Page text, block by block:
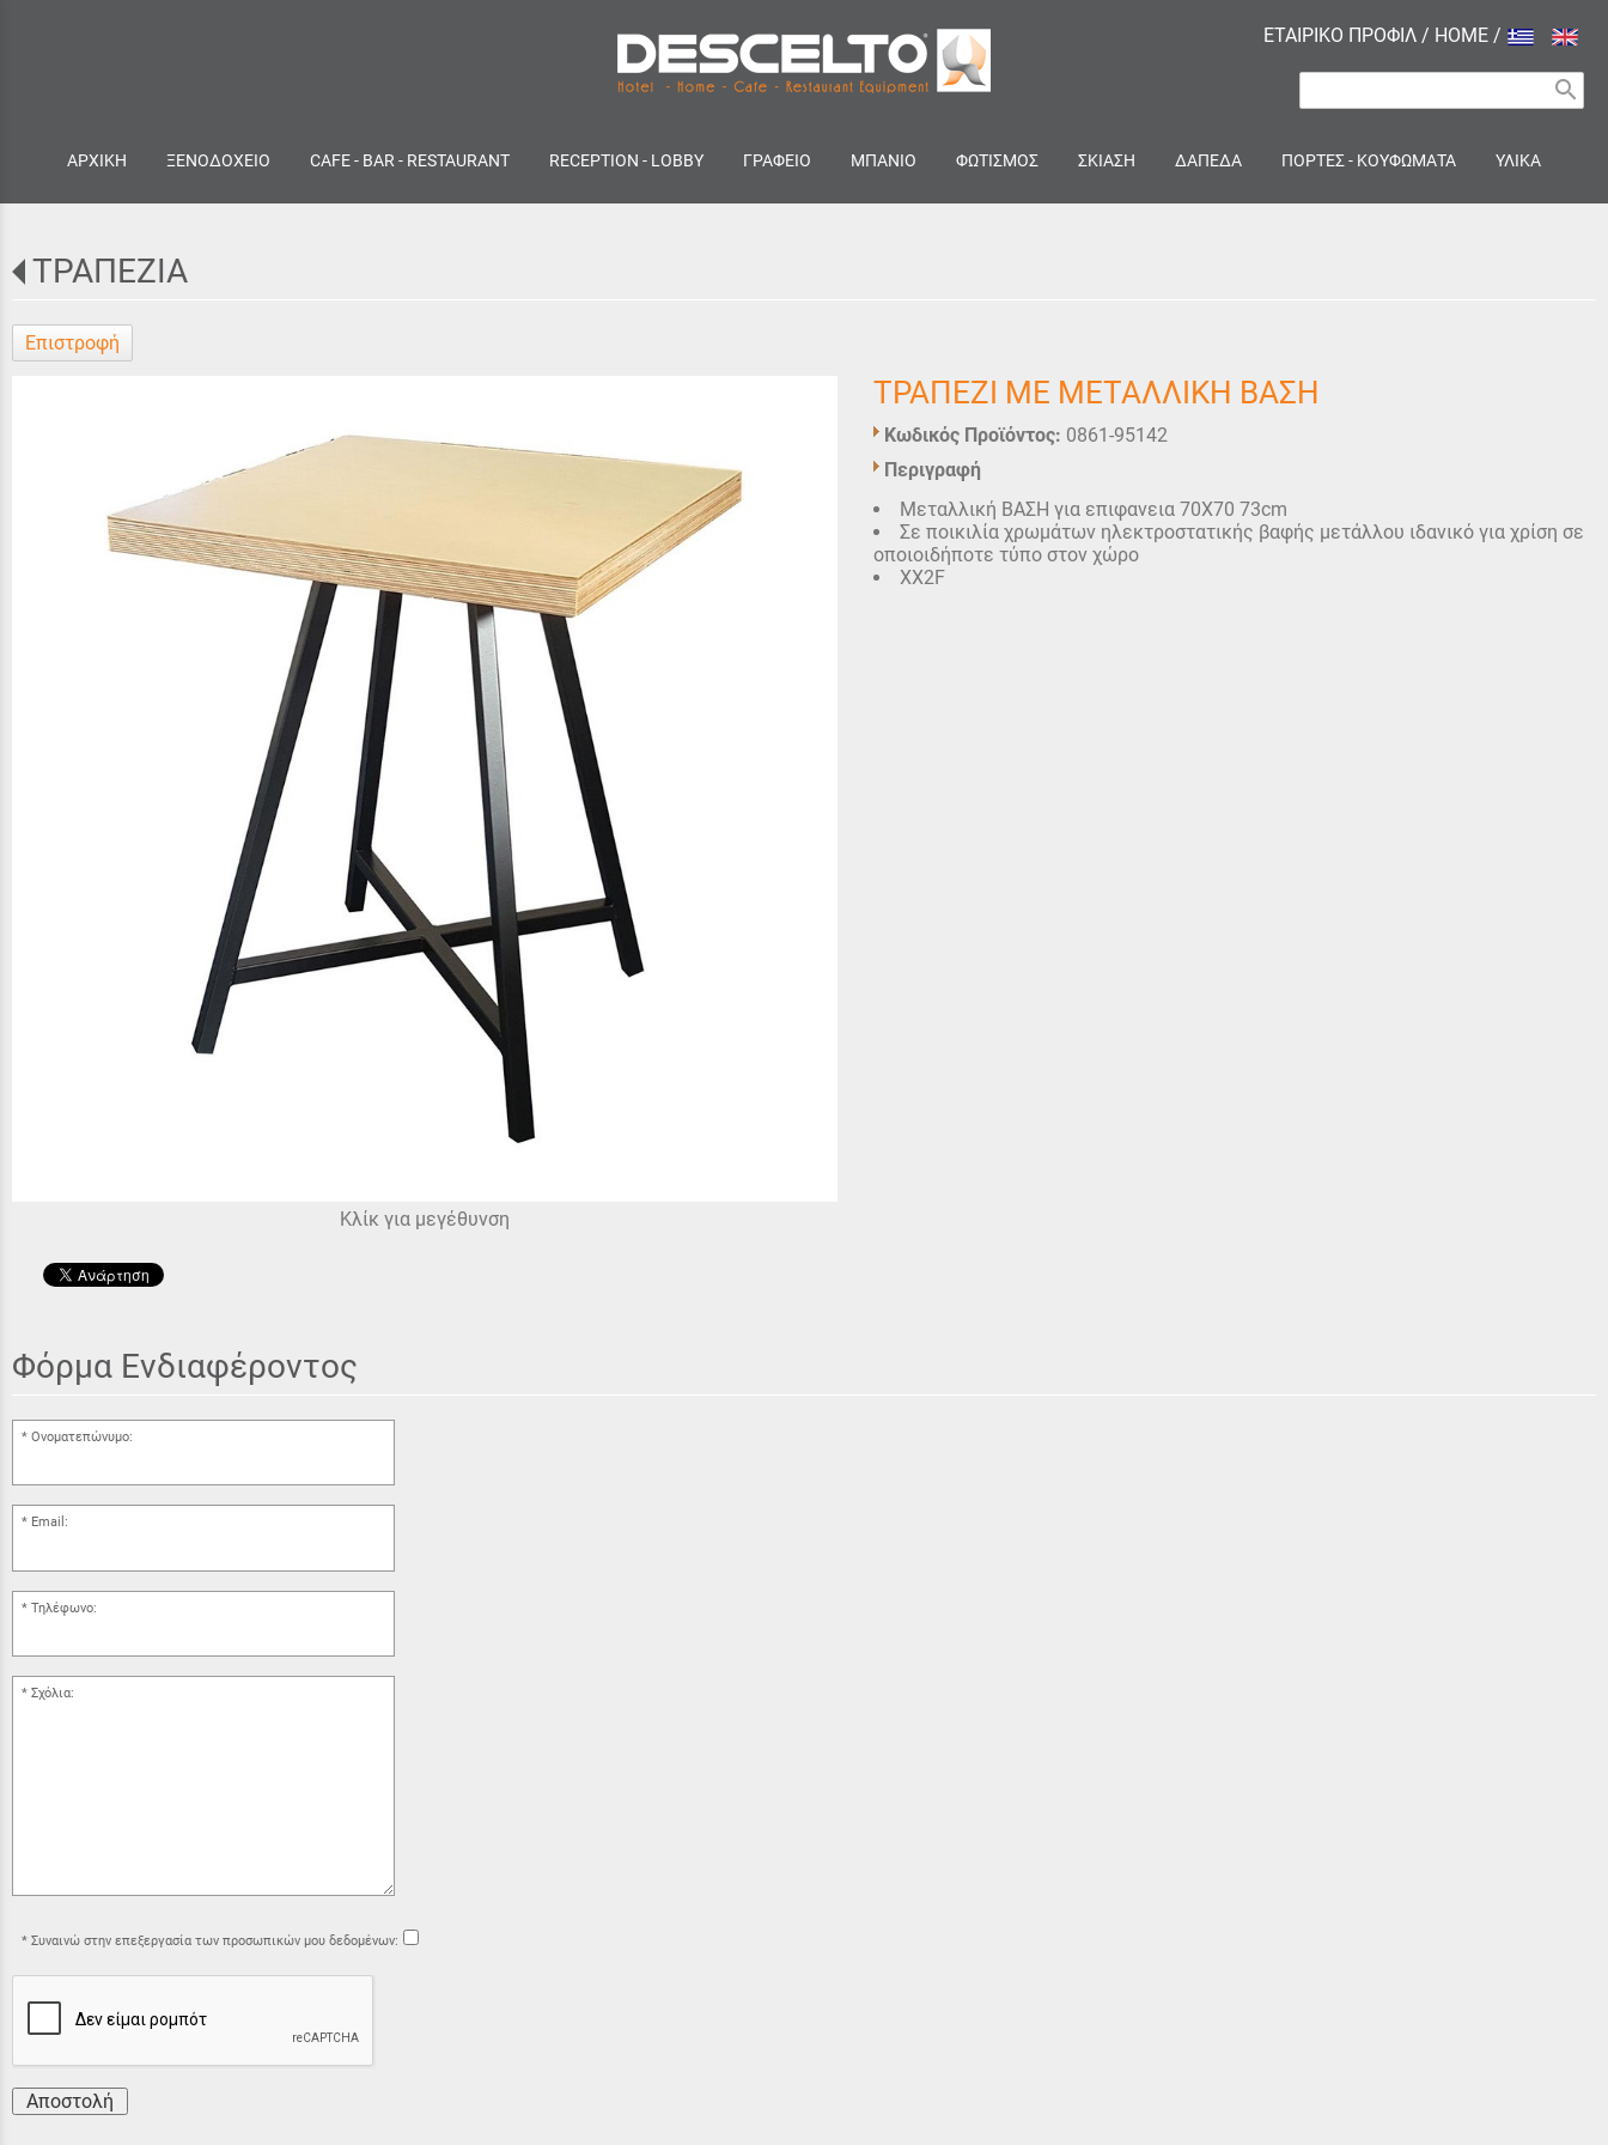
ΕΤΑΙΡΙΚΟ ΠΡΟΦΙΛ / HOME /
search
ΑΡΧΙΚΗ ΞΕΝΟΔΟΧΕΙΟ CAFE - BAR - RESTAURANT RECEPTION - LOBBY ΓΡΑΦΕΙΟ ΜΠΑΝΙΟ ΦΩΤΙΣΜΟΣ ΣΚΙΑΣΗ ΔΑΠΕΔΑ ΠΟΡΤΕΣ - ΚΟΥΦΩΜΑΤΑ ΥΛΙΚΑ
ΤΡΑΠΕΖΙΑ
Επιστροφή
Κλίκ για μεγέθυνση
ΤΡΑΠΕΖΙ ΜΕ ΜΕΤΑΛΛΙΚΗ ΒΑΣΗ
Κωδικός Προϊόντος: 0861-95142
Περιγραφή
Μεταλλική ΒΑΣΗ για επιφανεια 70Χ70 73cm
Σε ποικιλία χρωμάτων ηλεκτροστατικής βαφής μετάλλου ιδανικό για χρίση σε
οποιοιδήποτε τύπο στον χώρο
XX2F
Φόρμα Ενδιαφέροντος
Ονοματεπώνυμο:
Email:
Τηλέφωνο:
Σχόλια:
Συναινώ στην επεξεργασία των προσωπικών μου δεδομένων:
Αποστολή